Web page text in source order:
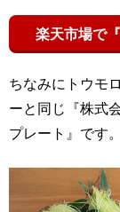
楽天市場で
ちなみにトウモ
ーと同じ『株式
プレート』です。